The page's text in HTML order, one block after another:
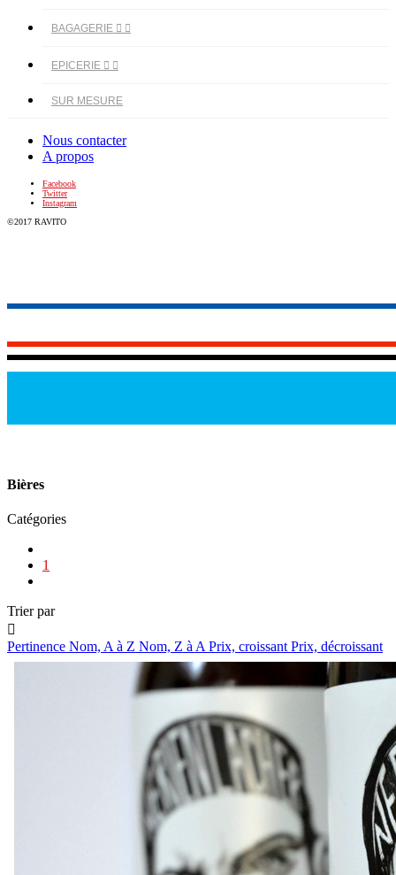
BAGAGERIE  
EPICERIE  
SUR MESURE
Nous contacter
A propos
Facebook
Twitter
Instagram
©2017 RAVITO
Bières
Catégories
1
Trier par

Pertinence Nom, A à Z Nom, Z à A Prix, croissant Prix, décroissant